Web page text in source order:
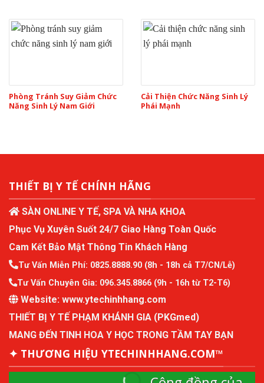
Phòng Tránh Suy Giảm Chức
Năng Sinh Lý Nam Giới
Cải Thiện Chức Năng Sinh Lý
Phái Mạnh
THIẾT BỊ Y TẾ CHÍNH HÃNG
SÀN ONLINE Y TẾ, SPA VÀ NHA KHOA
Phục Vụ Xuyên Suốt 24/7 Giao Hàng Toàn Quốc
Cam Kết Bảo Mật Thông Tin Khách Hàng
Tư Vấn Miễn Phí: 0825.8888.90 (8h - 18h cả T7/CN/Lễ)
Tư Vấn Chuyên Gia: 096.345.8866 (9h - 16h từ T2-T6)
Website: www.ytechinhhang.com
THIẾT BỊ Y TẾ PHẠM KHÁNH GIA (PKGmed)
MANG ĐẾN TINH HOA Y HỌC TRONG TẦM TAY BẠN
✦ THƯƠNG HIỆU YTECHINHHANG.COM™